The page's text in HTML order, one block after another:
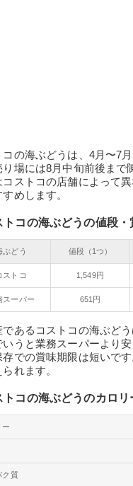
コの海ぶどうは、4月〜7
り場には8月中旬前後まで
コストコの店舗によって
めします。
トコの海ぶどうの値段
ぶどう 値段（1つ）
ストコ 1,549円
スーパー 651円
であるコストコの海ぶど
いうと業務スーパーより
存での賞味期限は短いで
れます。
トコの海ぶどうのカロ
ー
ク質